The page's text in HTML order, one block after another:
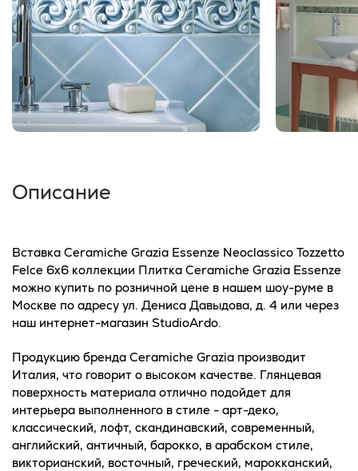
Описание
Вставка Ceramiche Grazia Essenze Neoclassico Tozzetto
Felce 6x6 коллекции Плитка Ceramiche Grazia Essenze
можно купить по розничной цене в нашем шоу-руме в
Москве по адресу ул. Дениса Давыдова, д. 4 или через
наш интернет-магазин StudioArdo.
Продукцию бренда Ceramiche Grazia производит
Италия, что говорит о высоком качестве. Глянцевая
поверхность материала отлично подойдет для
интерьера выполненного в стиле - арт-деко,
классический, лофт, скандинавский, современный,
английский, античный, барокко, в арабском стиле,
викторианский, восточный, греческий, марокканский,